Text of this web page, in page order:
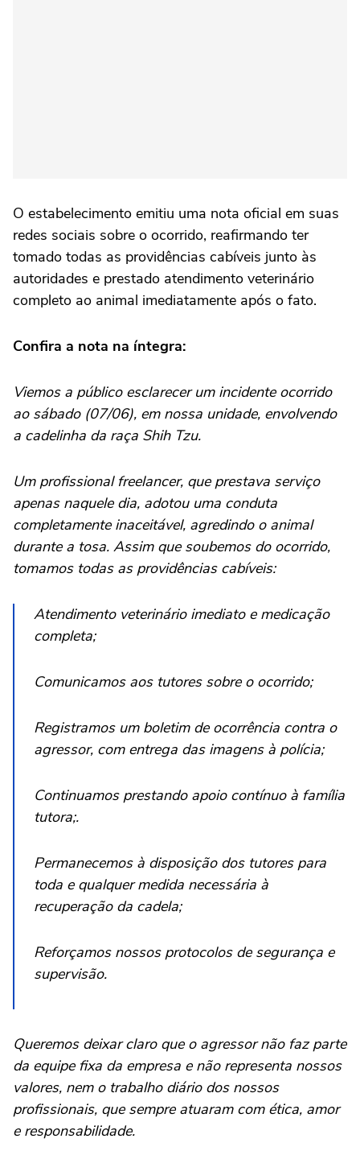
O estabelecimento emitiu uma nota oficial em suas
redes sociais sobre o ocorrido, reafirmando ter
tomado todas as providências cabíveis junto às
autoridades e prestado atendimento veterinário
completo ao animal imediatamente após o fato.
Confira a nota na íntegra:
Viemos a público esclarecer um incidente ocorrido
ao sábado (07/06), em nossa unidade, envolvendo
a cadelinha da raça Shih Tzu.
Um profissional freelancer, que prestava serviço
apenas naquele dia, adotou uma conduta
completamente inaceitável, agredindo o animal
durante a tosa. Assim que soubemos do ocorrido,
tomamos todas as providências cabíveis:
Atendimento veterinário imediato e medicação
completa;
Comunicamos aos tutores sobre o ocorrido;
Registramos um boletim de ocorrência contra o
agressor, com entrega das imagens à polícia;
Continuamos prestando apoio contínuo à família
tutora;.
Permanecemos à disposição dos tutores para
toda e qualquer medida necessária à
recuperação da cadela;
Reforçamos nossos protocolos de segurança e
supervisão.
Queremos deixar claro que o agressor não faz parte
da equipe fixa da empresa e não representa nossos
valores, nem o trabalho diário dos nossos
profissionais, que sempre atuaram com ética, amor
e responsabilidade.